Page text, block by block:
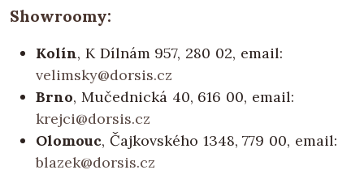
Showroomy:
Kolín, K Dílnám 957, 280 02, email:
velimsky@dorsis.cz
Brno, Mučednická 40, 616 00, email:
krejci@dorsis.cz
Olomouc, Čajkovského 1348, 779 00, email:
blazek@dorsis.cz